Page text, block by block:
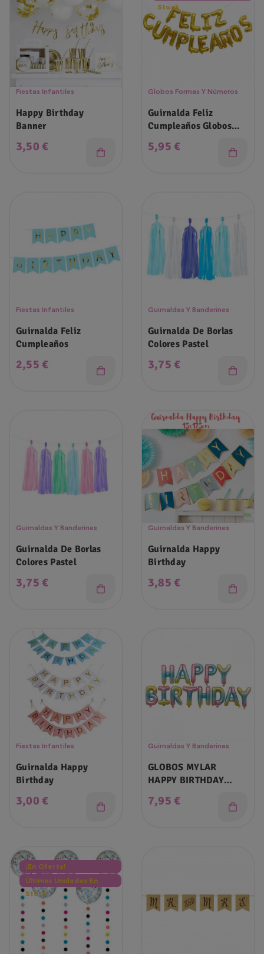
Fiestas Infantiles
Happy Birthday
Banner
Precio
3,50 €
Stock
Globos Formas Y Números
Guirnalda Feliz
Cumpleaños Globos
Precio
5,95 €
Fiestas Infantiles
Guirnalda Feliz
Cumpleaños
Precio
2,55 €
Guirnaldas Y Banderines
Guirnalda De Borlas
Colores Pastel
Precio
3,75 €
Guirnaldas Y Banderines
Guirnalda De Borlas
Colores Pastel
Precio
3,75 €
Guirnaldas Y Banderines
Guirnalda Happy
Birthday
Precio
3,85 €
Fiestas Infantiles
Guirnalda Happy
Birthday
Precio
3,00 €
Guirnaldas Y Banderines
GLOBOS MYLAR
HAPPY BIRTHDAY
Precio
7,95 €
¡En Oferta!
Últimas Unidades En
Stock